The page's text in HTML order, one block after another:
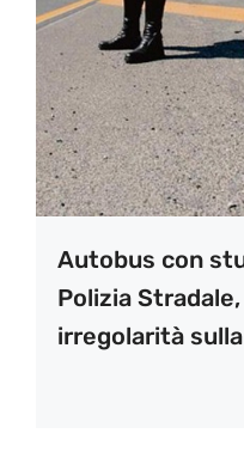
Autobus con
Polizia
irregolarità